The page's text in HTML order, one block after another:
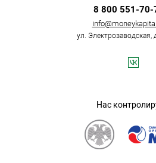
значительных потерь.
Регулирование ставок от
процентов, способствует
требований к займу.
органов гарантирует
законодательства в сфере
Для кредита на 100 000 руб. надо
непредвиденных трудностей.
моментальной поддержки
Они станут доступными для тех,
8 800 551-70-
ул. Электрозаводская,
Нас